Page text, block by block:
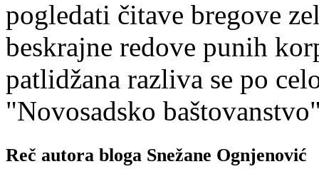
pogledati čitave bregove
beskrajne redove punih
patlidžana razliva se po
"Novosadsko
Reč autora bloga Snežane Ognjenović